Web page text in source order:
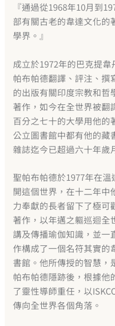
『通過從1968年10月到
部有關古老的韋達文化的
學界。』
成立於1972年的巴克提
帕布帕德翻譯、評注、撰
的出版有關印度宗教和哲
著作，如今在全世界被翻
百分之七十的大學用他的
公立圖書館中都有他的藏
雜誌迄今已超過六十年歲
聖帕布帕德於1977年在
開這個世界，在十二年中
力奉獻的長者留下了極可
著作，以年邁之軀巡迴全
講及傳播瑜伽知識，並一
作構成了一個名符其實的
書館。他所傳授的智慧，
帕布帕德隱跡後，根據他
了靈性導師重任，以
傳向全世界各個角落。